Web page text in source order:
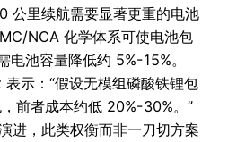
公里续航需要显著更重的电池
NCA 化学体系可使电池包
池容量降低约 5%-15%。
示：“假设无模组磷酸铁锂包
前者成本约低 20%-30%。”
进，此类权衡而非一刀切方案